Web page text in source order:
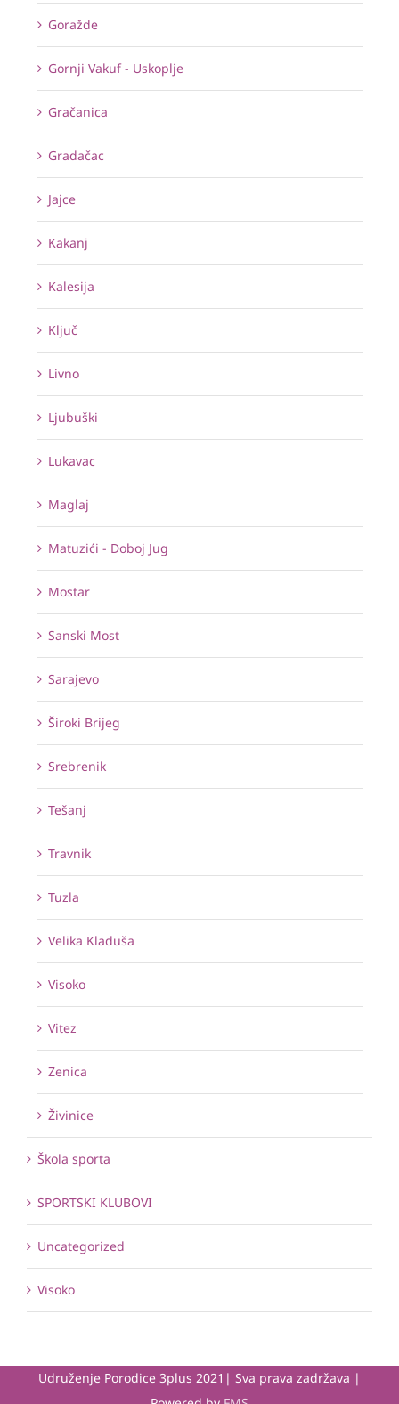
Goražde
Gornji Vakuf - Uskoplje
Gračanica
Gradačac
Jajce
Kakanj
Kalesija
Ključ
Livno
Ljubuški
Lukavac
Maglaj
Matuzići - Doboj Jug
Mostar
Sanski Most
Sarajevo
Široki Brijeg
Srebrenik
Tešanj
Travnik
Tuzla
Velika Kladuša
Visoko
Vitez
Zenica
Živinice
Škola sporta
SPORTSKI KLUBOVI
Uncategorized
Visoko
Udruženje Porodice 3plus 2021| Sva prava zadržava |